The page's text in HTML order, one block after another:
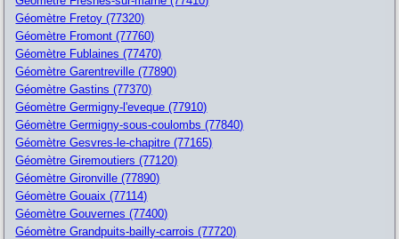
Géomètre Fretoy (77320)
Géomètre Fromont (77760)
Géomètre Fublaines (77470)
Géomètre Garentreville (77890)
Géomètre Gastins (77370)
Géomètre Germigny-l'eveque (77910)
Géomètre Germigny-sous-coulombs (77840)
Géomètre Gesvres-le-chapitre (77165)
Géomètre Giremoutiers (77120)
Géomètre Gironville (77890)
Géomètre Gouaix (77114)
Géomètre Gouvernes (77400)
Géomètre Grandpuits-bailly-carrois (77720)